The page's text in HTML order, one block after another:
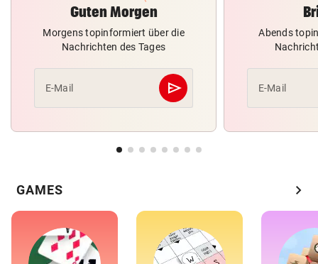
Guten Morgen
Morgens topinformiert über die
Nachrichten des Tages
E-Mail send
Abschicken
Abends
E-Mail
GAMES chevron_right